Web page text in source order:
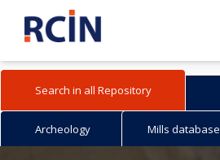
Search in all Repository
Archeology Mills database